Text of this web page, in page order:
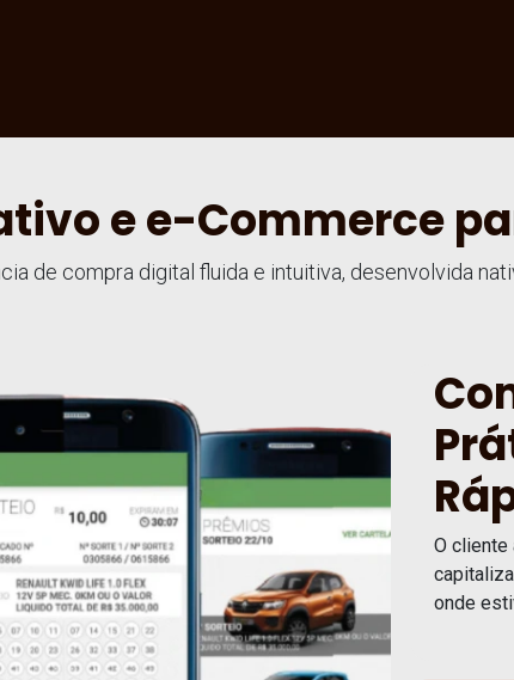
e e-Commerce
de compra digital fluida e intuitiva, desenvolvida
O
onde